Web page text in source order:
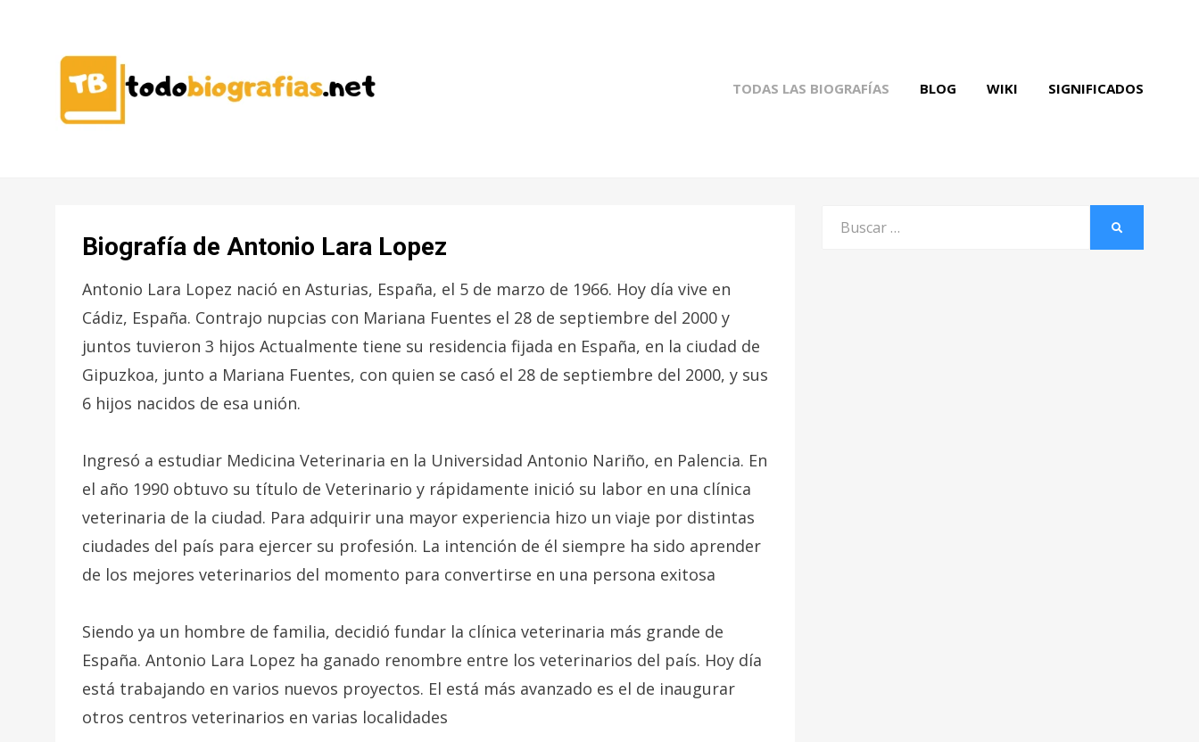
TODAS LAS BIOGRAFÍAS BLOG WIKI SIGNIFICADOS
Biografía de Antonio Lara Lopez
Antonio Lara Lopez nació en Asturias, España, el 5 de marzo de 1966. Hoy día vive en
Cádiz, España. Contrajo nupcias con Mariana Fuentes el 28 de septiembre del 2000 y
juntos tuvieron 3 hijos Actualmente tiene su residencia fijada en España, en la ciudad de
Gipuzkoa, junto a Mariana Fuentes, con quien se casó el 28 de septiembre del 2000, y sus
6 hijos nacidos de esa unión.
Ingresó a estudiar Medicina Veterinaria en la Universidad Antonio Nariño, en Palencia. En
el año 1990 obtuvo su título de Veterinario y rápidamente inició su labor en una clínica
veterinaria de la ciudad. Para adquirir una mayor experiencia hizo un viaje por distintas
ciudades del país para ejercer su profesión. La intención de él siempre ha sido aprender
de los mejores veterinarios del momento para convertirse en una persona exitosa
Siendo ya un hombre de familia, decidió fundar la clínica veterinaria más grande de
España. Antonio Lara Lopez ha ganado renombre entre los veterinarios del país. Hoy día
está trabajando en varios nuevos proyectos. El está más avanzado es el de inaugurar
otros centros veterinarios en varias localidades
Buscar